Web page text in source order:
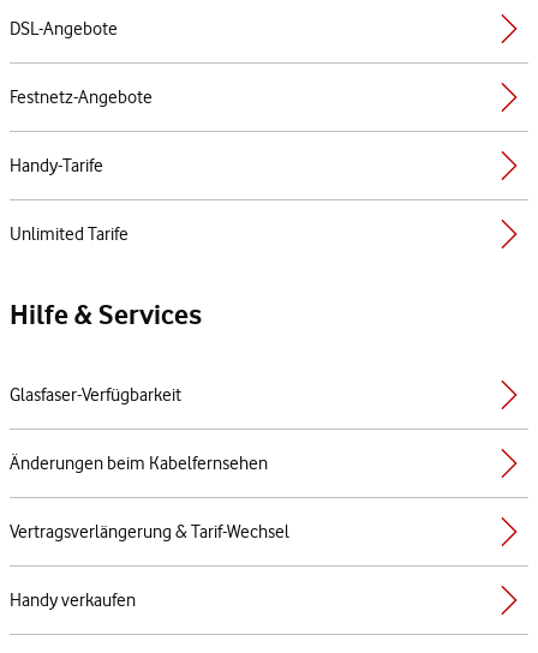
DSL-Angebote
Festnetz-Angebote
Handy-Tarife
Unlimited Tarife
Hilfe & Services
Glasfaser-Verfügbarkeit
Änderungen beim Kabelfernsehen
Vertragsverlängerung & Tarif-Wechsel
Handy verkaufen